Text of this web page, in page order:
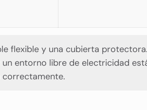
flexible y una cubierta
entorno libre de electricidad
correctamente.